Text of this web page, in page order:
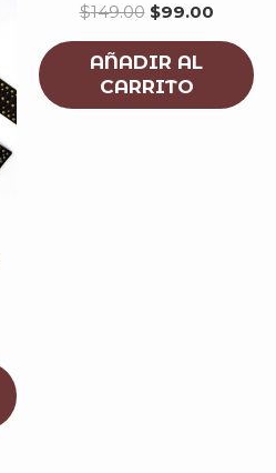
$149.00 $99.00
AÑADIR AL
CARRITO